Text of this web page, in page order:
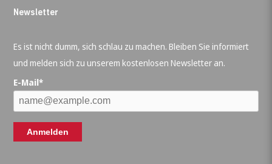
Newsletter
Es ist nicht dumm, sich schlau zu machen. Bleiben Sie informiert
und melden sich zu unserem kostenlosen Newsletter an.
E-Mail*
Anmelden